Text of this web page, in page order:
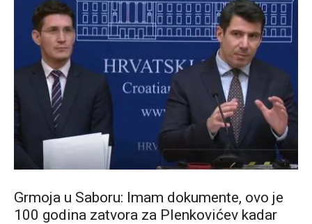
Grmoja u Saboru: Imam dokumente, ovo je
100 godina zatvora za Plenkovićev kadar